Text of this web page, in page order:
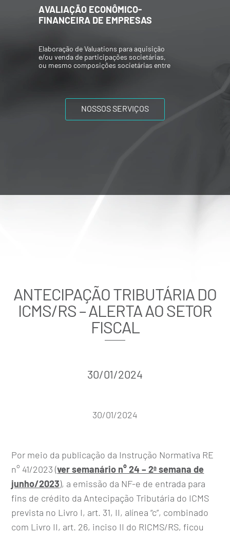
AVALIAÇÃO ECONÔMICO-
FINANCEIRA DE EMPRESAS
Elaboração de Valuations para aquisição
e/ou venda de participações societárias,
ou mesmo composições societárias entre
NOSSOS SERVIÇOS
ANTECIPAÇÃO TRIBUTÁRIA DO
ICMS/RS – ALERTA AO SETOR
FISCAL
30/01/2024
30/01/2024
Por meio da publicação da Instrução Normativa RE
n° 41/2023 (ver semanário n° 24 – 2ª semana de
junho/2023), a emissão da NF-e de entrada para
fins de crédito da Antecipação Tributária do ICMS
prevista no Livro I, art. 31, II, alínea “c”, combinado
com Livro II, art. 26, inciso II do RICMS/RS, ficou